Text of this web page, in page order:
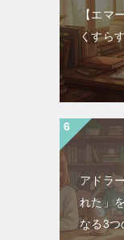
【エマ
くすら
アドラ
れた」
なる3つ